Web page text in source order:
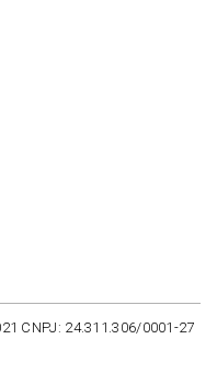
CNPJ: 24.311.306/0001-27